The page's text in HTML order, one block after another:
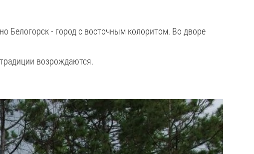
Белогорск - город с восточным колоритом. Во дворе
возрождаются.